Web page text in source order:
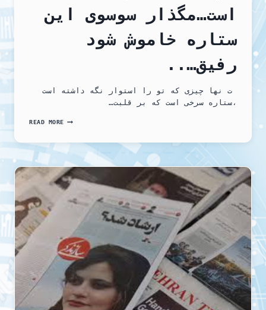
است…مگذار سوسوی این
ستاره خاموش شود
رفیق…..
ت نها چیزی که تو را استوار نگه داشته است
،ستاره سرخی است که بر قلبت…
READ MOREنها
استوار
نگه
داشته
،ستاره
بر
قلبت
نقش
بسته
است…
سوسوی